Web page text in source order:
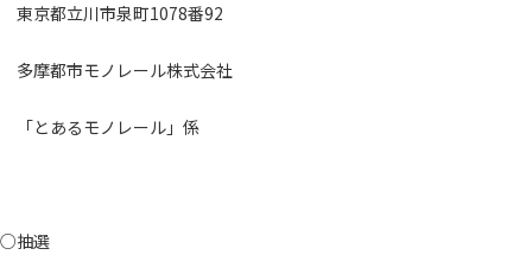
東京都立川市泉町1078番92
多摩都市モノレール株式会社
「とあるモノレール」係
○抽選